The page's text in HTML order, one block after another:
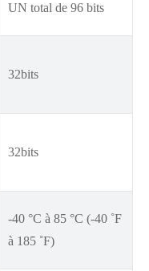
UN total de 96 bits
32bits
32bits
-40 °C à 85 °C (-40 ˚F
à 185 ˚F)